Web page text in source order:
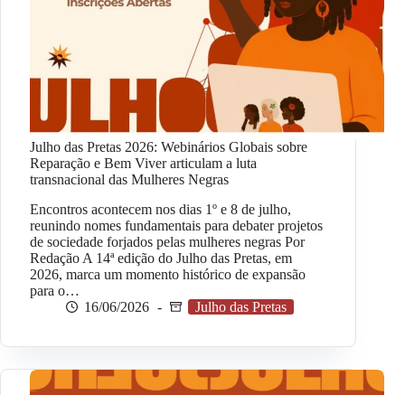
Julho das Pretas 2026: Webinários Globais sobre
Reparação e Bem Viver articulam a luta
transnacional das Mulheres Negras
Encontros acontecem nos dias 1º e 8 de julho,
reunindo nomes fundamentais para debater projetos
de sociedade forjados pelas mulheres negras Por
Redação A 14ª edição do Julho das Pretas, em
2026, marca um momento histórico de expansão
para o…
16/06/2026
Julho das Pretas